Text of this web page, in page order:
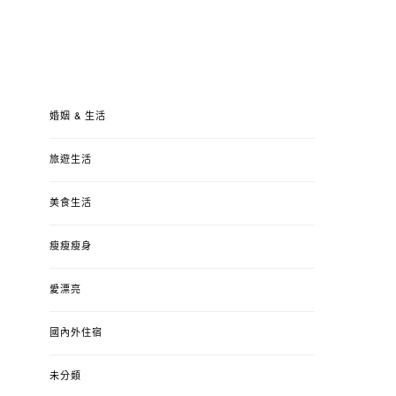
婚姻 & 生活
旅遊生活
美食生活
瘦瘦瘦身
愛漂亮
國內外住宿
未分類